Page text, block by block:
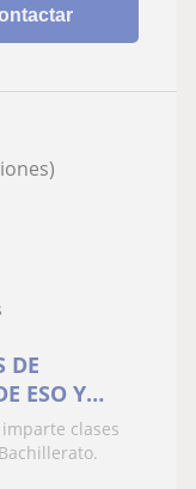
DE
ESO Y
clases